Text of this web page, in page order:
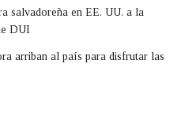
salvadoreña en EE. UU. a la
DUI
arriban al país para disfrutar las